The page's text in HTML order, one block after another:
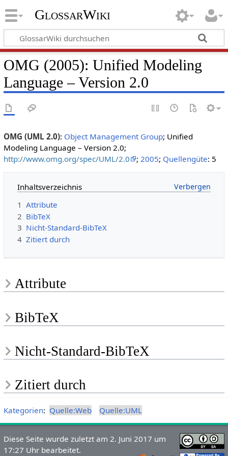
GlossarWiki
OMG (2005): Unified Modeling
Language – Version 2.0
OMG (UML 2.0): Object Management Group; Unified
Modeling Language – Version 2.0;
http://www.omg.org/spec/UML/2.0
; 2005; Quellengüte: 5
Inhaltsverzeichnis
1 Attribute
2 BibTeX
3 Nicht-Standard-BibTeX
4 Zitiert durch
Attribute
BibTeX
Nicht-Standard-BibTeX
Zitiert durch
Kategorien: Quelle:Web Quelle:UML
Diese Seite wurde zuletzt am 2. Juni 2017 um
17:27 Uhr bearbeitet.